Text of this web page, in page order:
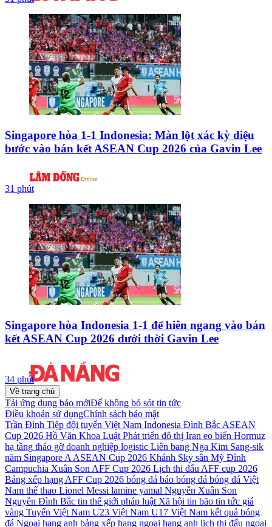
Singapore hòa 1-1 Indonesia: Màn lột xác kỳ diệu
bước vào bán kết ASEAN Cup 2026 của Gavin Lee
31 phút
Singapore hòa Indonesia 1-1 để hiên ngang vào bán
kết ASEAN Cup 2026 dưới thời Gavin Lee
34 phút
Về trang chủ
Tải ứng dụng báo mớiĐể không bỏ sót tin tức
Điều khoản sử dụngChính sách bảo mật
Trần Đình Tiệp đội tuyển Việt Nam Indonesia Đình Bắc ASEAN
Cup 2026 Hồ Văn Khoa Luật Phát triển đô thị Iran eo biển Hormuz
hạ tầng tháo gỡ doanh nghiệp logistic Liên bang Nga Kim Sang-sik
năm Singapore A ASEAN Cup 2026 Khánh Sky sân Mỹ Đình
Campuchia Xuân Son AFF Cup 2026 Lịch thi đấu AFF cup 2026
Bảng xếp hạng AFF Cup 2026 bóng đá báo bóng đá bóng đá Việt
Nam thể thao Lionel Messi lamine yamal Nguyễn Xuân Son
Nguyễn Đình Bắc tin thế giới pháp luật Xã hội tin bão tin tức giá
vàng Tuyển Việt Nam U23 Việt Nam U17 Việt Nam kết quả bóng
đá Ngoại hạng anh bảng xếp hạng ngoại hạng anh lịch thi đấu ngoại